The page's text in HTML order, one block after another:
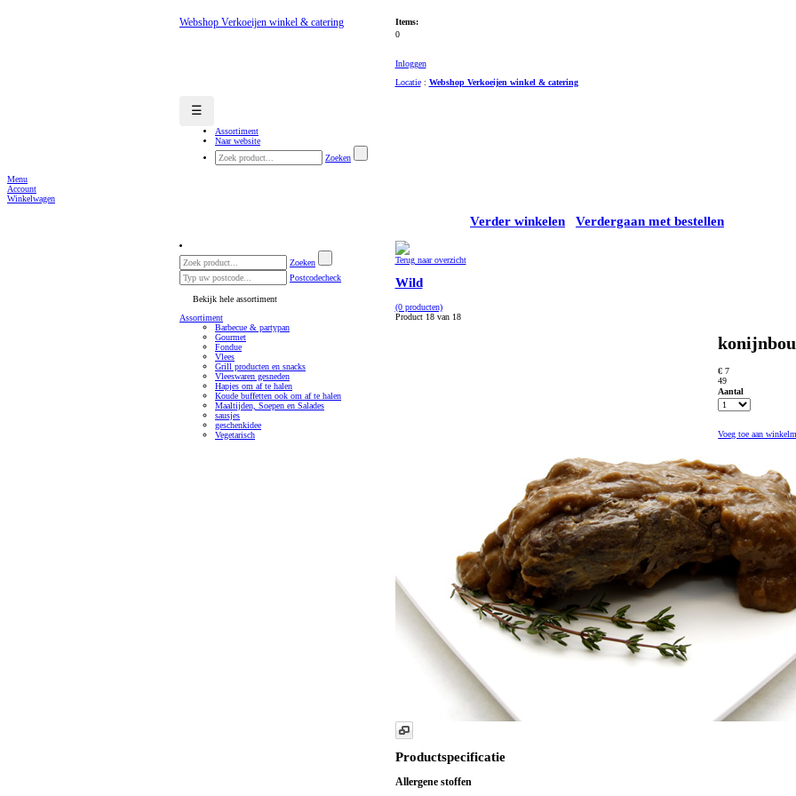
Webshop Verkoeijen winkel & catering
Items:
0
Inloggen
Locatie: Webshop Verkoeijen winkel & catering
☰
Assortiment
Naar website
Zoeken
Menu
Account
Winkelwagen
Verder winkelen Verdergaan met bestellen
Zoeken
Postcodecheck
Bekijk hele assortiment
Assortiment
Barbecue & partypan
Gourmet
Fondue
Vlees
Grill producten en snacks
Vleeswaren gesneden
Hapjes om af te halen
Koude buffetten ook om af te halen
Maaltijden, Soepen en Salades
sausjes
geschenkidee
Vegetarisch
Terug naar overzicht
Wild
(0 producten)
Product 18 van 18
€ 7
49
Aantal
Voeg toe aan
Productspecificatie
Allergene stoffen